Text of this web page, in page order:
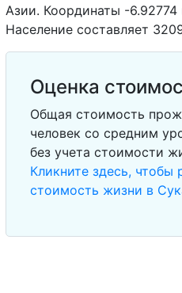
Азии. Координаты -
Население составляет
Оценка
Общая стоимость
человек со средним
без учета стоимости
Кликните здесь, чтобы
стоимость жизни в